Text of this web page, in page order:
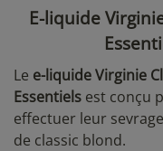
E-liquide
Le e-liquide Virginie
Essentiels est conçu
effectuer leur
de classic blond.